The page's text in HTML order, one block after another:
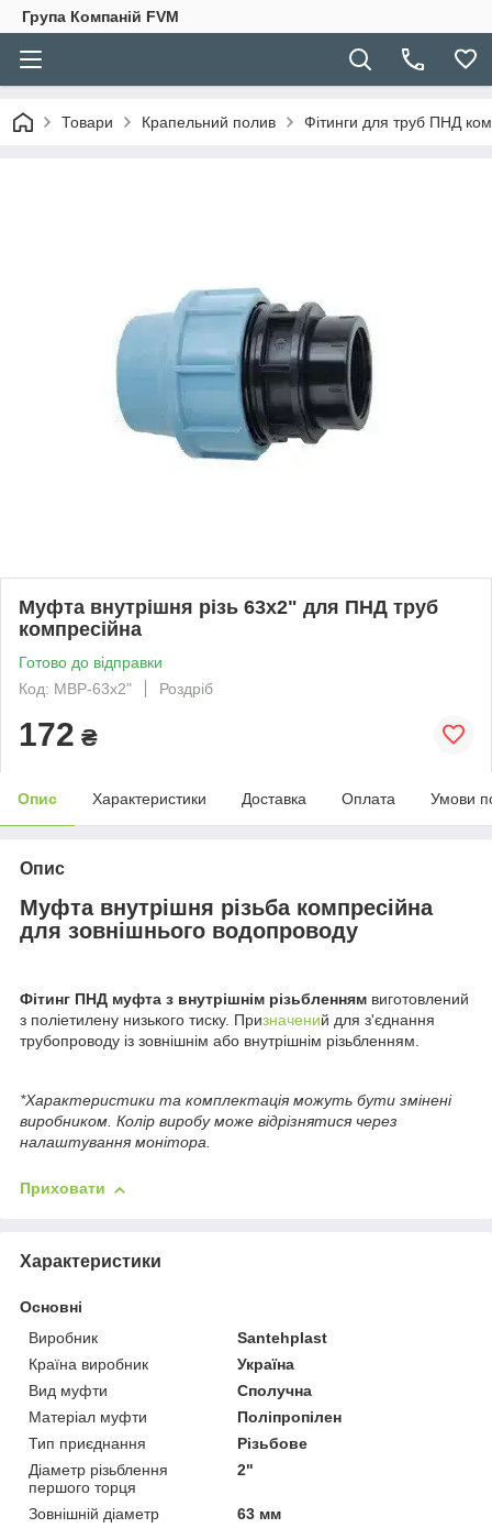
Група Компаній FVM
Товари Крапельний полив Фітинги для труб ПНД
Муфта внутрішня різь 63x2" для ПНД труб
компресійна
Готово до відправки
Код: МВР-63х2"
Роздріб
172 ₴
Опис Характеристики Доставка Оплата Умови
Опис
Муфта внутрішня різьба компресійна
для зовнішнього водопроводу
Фітинг ПНД муфта з внутрішнім різьбленням виготовлений
з поліетилену низького тиску. Призначений для з'єднання
трубопроводу із зовнішнім або внутрішнім різьбленням.
*Характеристики та комплектація можуть бути змінені
виробником. Колір виробу може відрізнятися через
налаштування монітора.
Приховати
Характеристики
Основні
Виробник
Santehplast
Країна виробник
Україна
Вид муфти
Сполучна
Матеріал муфти
Поліпропілен
Тип приєднання
Різьбове
Діаметр різьблення
першого торця
2"
Зовнішній діаметр
63 мм